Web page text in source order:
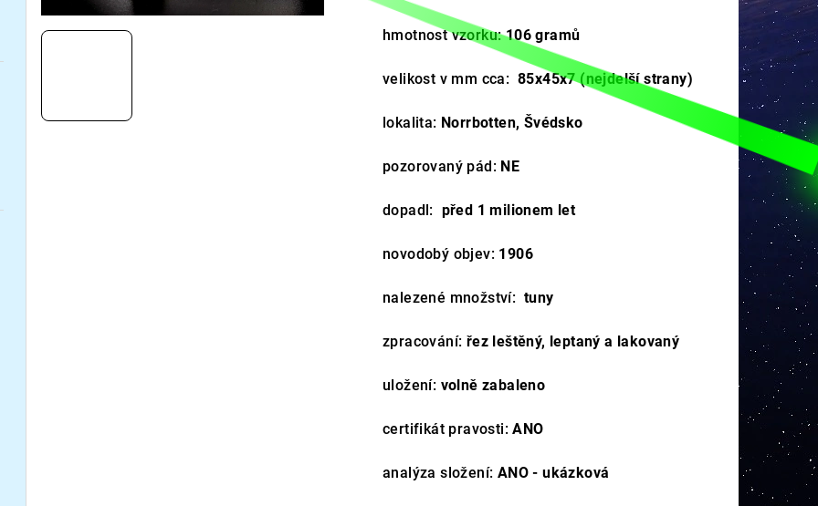
hmotnost vzorku: 106gramů
velikost v mm cca: 85x45x7 (nejdelší strany)
lokalita: Norrbotten, Švédsko
pozorovaný pád: NE
dopadl: před 1 milionem let
novodobý objev: 1906
nalezené množství: tuny
zpracování: řez leštěný, leptaný a lakovaný
uložení: volně zabaleno
certifikát pravosti: ANO
analýza složení: ANO - ukázková